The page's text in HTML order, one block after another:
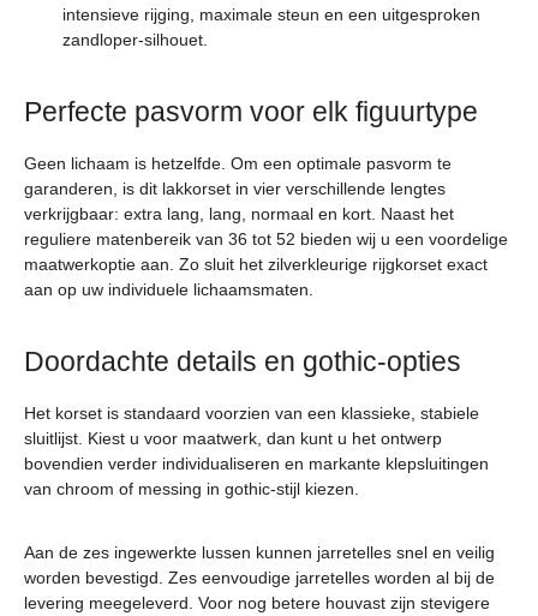
intensieve rijging, maximale steun en een uitgesproken
zandloper-silhouet.
Perfecte pasvorm voor elk figuurtype
Geen lichaam is hetzelfde. Om een optimale pasvorm te
garanderen, is dit lakkorset in vier verschillende lengtes
verkrijgbaar: extra lang, lang, normaal en kort. Naast het
reguliere matenbereik van 36 tot 52 bieden wij u een voordelige
maatwerkoptie aan. Zo sluit het zilverkleurige rijgkorset exact
aan op uw individuele lichaamsmaten.
Doordachte details en gothic-opties
Het korset is standaard voorzien van een klassieke, stabiele
sluitlijst. Kiest u voor maatwerk, dan kunt u het ontwerp
bovendien verder individualiseren en markante klepsluitingen
van chroom of messing in gothic-stijl kiezen.
Aan de zes ingewerkte lussen kunnen jarretelles snel en veilig
worden bevestigd. Zes eenvoudige jarretelles worden al bij de
levering meegeleverd. Voor nog betere houvast zijn stevigere